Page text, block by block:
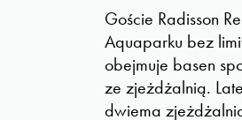
Goście Radisson
Aquaparku bez
obejmuje basen
ze zjeżdżalnią.
dwiema